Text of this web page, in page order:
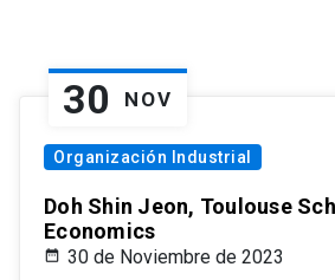
30 NOV
Organización Industrial
Doh Shin Jeon, Toulouse
Economics
30 de Noviembre de 2023